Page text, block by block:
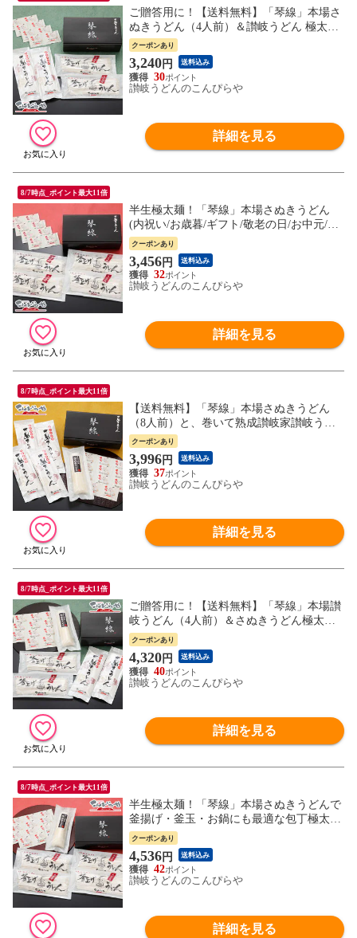
ご贈答用に！【送料無料】「琴線」本場さ
ぬきうどん（4人前）＆讃岐うどん 極太麺
（4人前）の合計8人前セット！つゆ付贈答
用特別化粧箱入り 内祝い お歳暮 お中元 ギ
フト 敬老の日 プレゼント 内祝 御中元 法
事 引き出物 香典返し お返し お礼
クーポンあり
3,240円 送料込み
30
讃岐うどんのこんぴらや
詳細を見る
8/7時点_ポイント最大11倍
半生極太麺！「琴線」本場さぬきうどん
(内祝い/お歳暮/ギフト/敬老の日/お中元/内
祝)釜揚げ・釜玉・お鍋にも最適な包丁極
太切り讃岐うどん（8人前）つゆ付 【送料
無料】 お中元 御中元 お歳暮 御歳暮 敬老
の日 プレゼント 法事 引き出物 香典返し
クーポンあり
3,456円 送料込み
32
讃岐うどんのこんぴらや
詳細を見る
8/7時点_ポイント最大11倍
【送料無料】「琴線」本場さぬきうどん
（8人前）と、巻いて熟成讃岐家讃岐うど
ん（3人前）の合計11人前セット！つゆ付
贈答用特別化粧箱入り内祝い/お歳暮/ギフ
ト/敬老の日/お中元/内祝 御中元 敬老の日
プレゼント
クーポンあり
3,996円 送料込み
37
讃岐うどんのこんぴらや
詳細を見る
8/7時点_ポイント最大11倍
ご贈答用に！【送料無料】「琴線」本場讃
岐うどん（4人前）＆さぬきうどん極太麺
（4人前）＆巻いて熟成讃岐家うどん（3人
前）の合計11人前セット！つゆ付贈答用特
別化粧箱入り内祝い/お歳暮/ギフト 御中元
敬老の日 プレゼント
クーポンあり
4,320円 送料込み
40
讃岐うどんのこんぴらや
詳細を見る
8/7時点_ポイント最大11倍
半生極太麺！「琴線」本場さぬきうどんで
釜揚げ・釜玉・お鍋にも最適な包丁極太切
り讃岐うどん（8人前）と、巻いて熟成讃
岐家うどん（3人前）の合計11人前セッ
ト！つゆ付 【送料無料】内祝い/お歳暮/ギ
フト 御中元 敬老の日 プレゼント
クーポンあり
4,536円 送料込み
42
讃岐うどんのこんぴらや
詳細を見る